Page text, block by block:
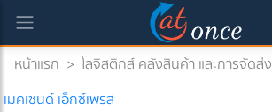
หน้าแรก > โลจิสติกส์ คลังสินค้า และการจัดส่ง
เมคเซนด์ เอ็กซ์เพรส